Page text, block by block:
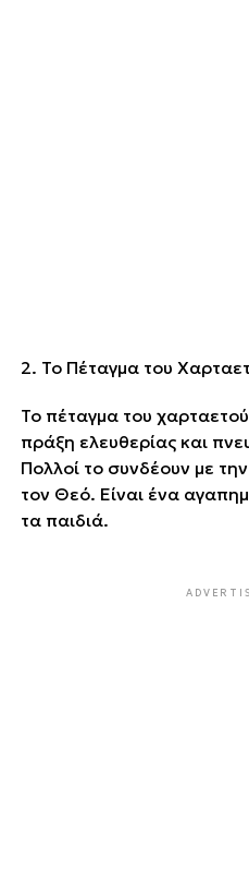
2. Το Πέταγμα του
Το πέταγμα του
πράξη ελευθερίας και
Πολλοί το συνδέουν με
τον Θεό. Είναι ένα
τα παιδιά.